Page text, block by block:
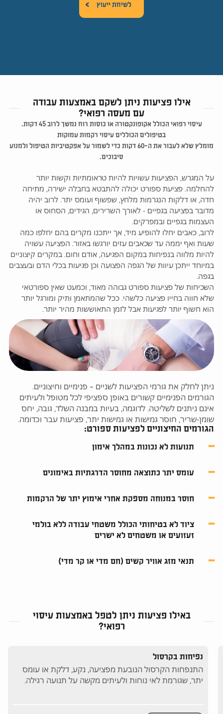
לשיחת ייעוץ
אילו פציעות ניתן לשקם באמצעות עבודה
עם מעסה רפואי?
עיסוי רפואי הכולל אקופונקטורה או כוסות רוח נמשך לרוב 45 דקות.
בטיפולים הכוללים עיסוי רקמות עמוקות
מומלץ שלא לעבור את ה-60 דקות כדי לשמור על אפקטיביות הטיפול ולמנוע
סיבוכים.
על המגרש, הפציעות עשויות להיות טראומתיות וקשות יותר
להחלמה. פציעת ספורט יכולה להתבטא בחבלה ישירה, מתיחה
חדה, או דלקות הנגרמות מלחץ, שפשוף ועומס יתר. לרוב יהיה
מדובר בפציעה בגפיים - לאורך השרירים, הגידים, הסחוס או
העצמות בגפיים ובמפרקים.
לרוב, כאבים יחלו להופיע מיד, אך ייתכנו מקרים בהם יחלפו כמה
שעות ואף יממה עד שכאבים עזים יורגשו באזור. הפציעה עשויה
להיות מלווה בנפיחות במקום הפגיעה, אודם וחום. במקרים קיצוניים
במיוחד ייתכן עיוות של הגפה הפצועה וכן פגיעות בכלי הדם ובעצבים
בגפה.
השכיחות של פציעות ספורט גבוהה מאוד, וכמעט שאין ספורטאי
שלא חווה בחייו פציעה כלשהי. ככל שהמתאמן ותיק ומורגל יותר
הוא חשוף יותר לפגיעות אבל לזמן התאוששות מהיר יותר.
ניתן לחלק את גורמי הפציעות לשניים – פנימיים וחיצוניים.
הגורמים הפנימיים קשורים באופן ספציפי לכל מטופל ולעיתים
אינם ניתנים לשליטה. לדוגמה, בעיות במבנה השלד, גובה, יחס
שומן-שריר, חוסר גמישות או גמישות יתר, פציעות עבר וכדומה.
הגורמים החיצוניים לפציעות ספורט:
תנועות לא נכונות במהלך אימון
עומס יתר כתוצאה מחוסר הדרגתיות באימונים
חוסר במנוחה מספקת אחרי אימוץ יתר של הרקמות
ציוד לא בטיחותי הכולל משטחי עבודה ללא בולמי
זעזועים או משטחים לא ישרים
תנאי מזג אוויר קשים (חם מדי או קר מדי)
באילו פציעות ניתן לטפל באמצעות עיסוי
רפואי?
נפיחות בקרסול
התנפחות הקרסול הנובעת מפציעה, נקע, דלקת או עומס
יתר, שגורמת לאי נוחות ולעיתים מקשה על תנועה רגילה.